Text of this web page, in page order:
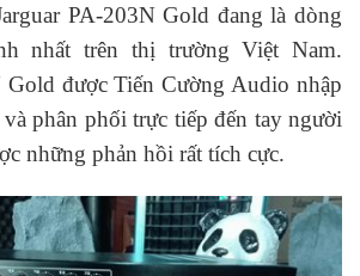
PA-203N Gold đang là dòng
nhất trên thị trường Việt Nam.
được Tiến Cường Audio nhập
phân phối trực tiếp đến tay người
những phản hồi rất tích cực.